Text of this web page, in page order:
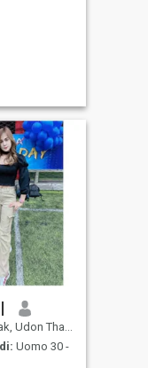
Thani, Thailandia
Uomo 30 -